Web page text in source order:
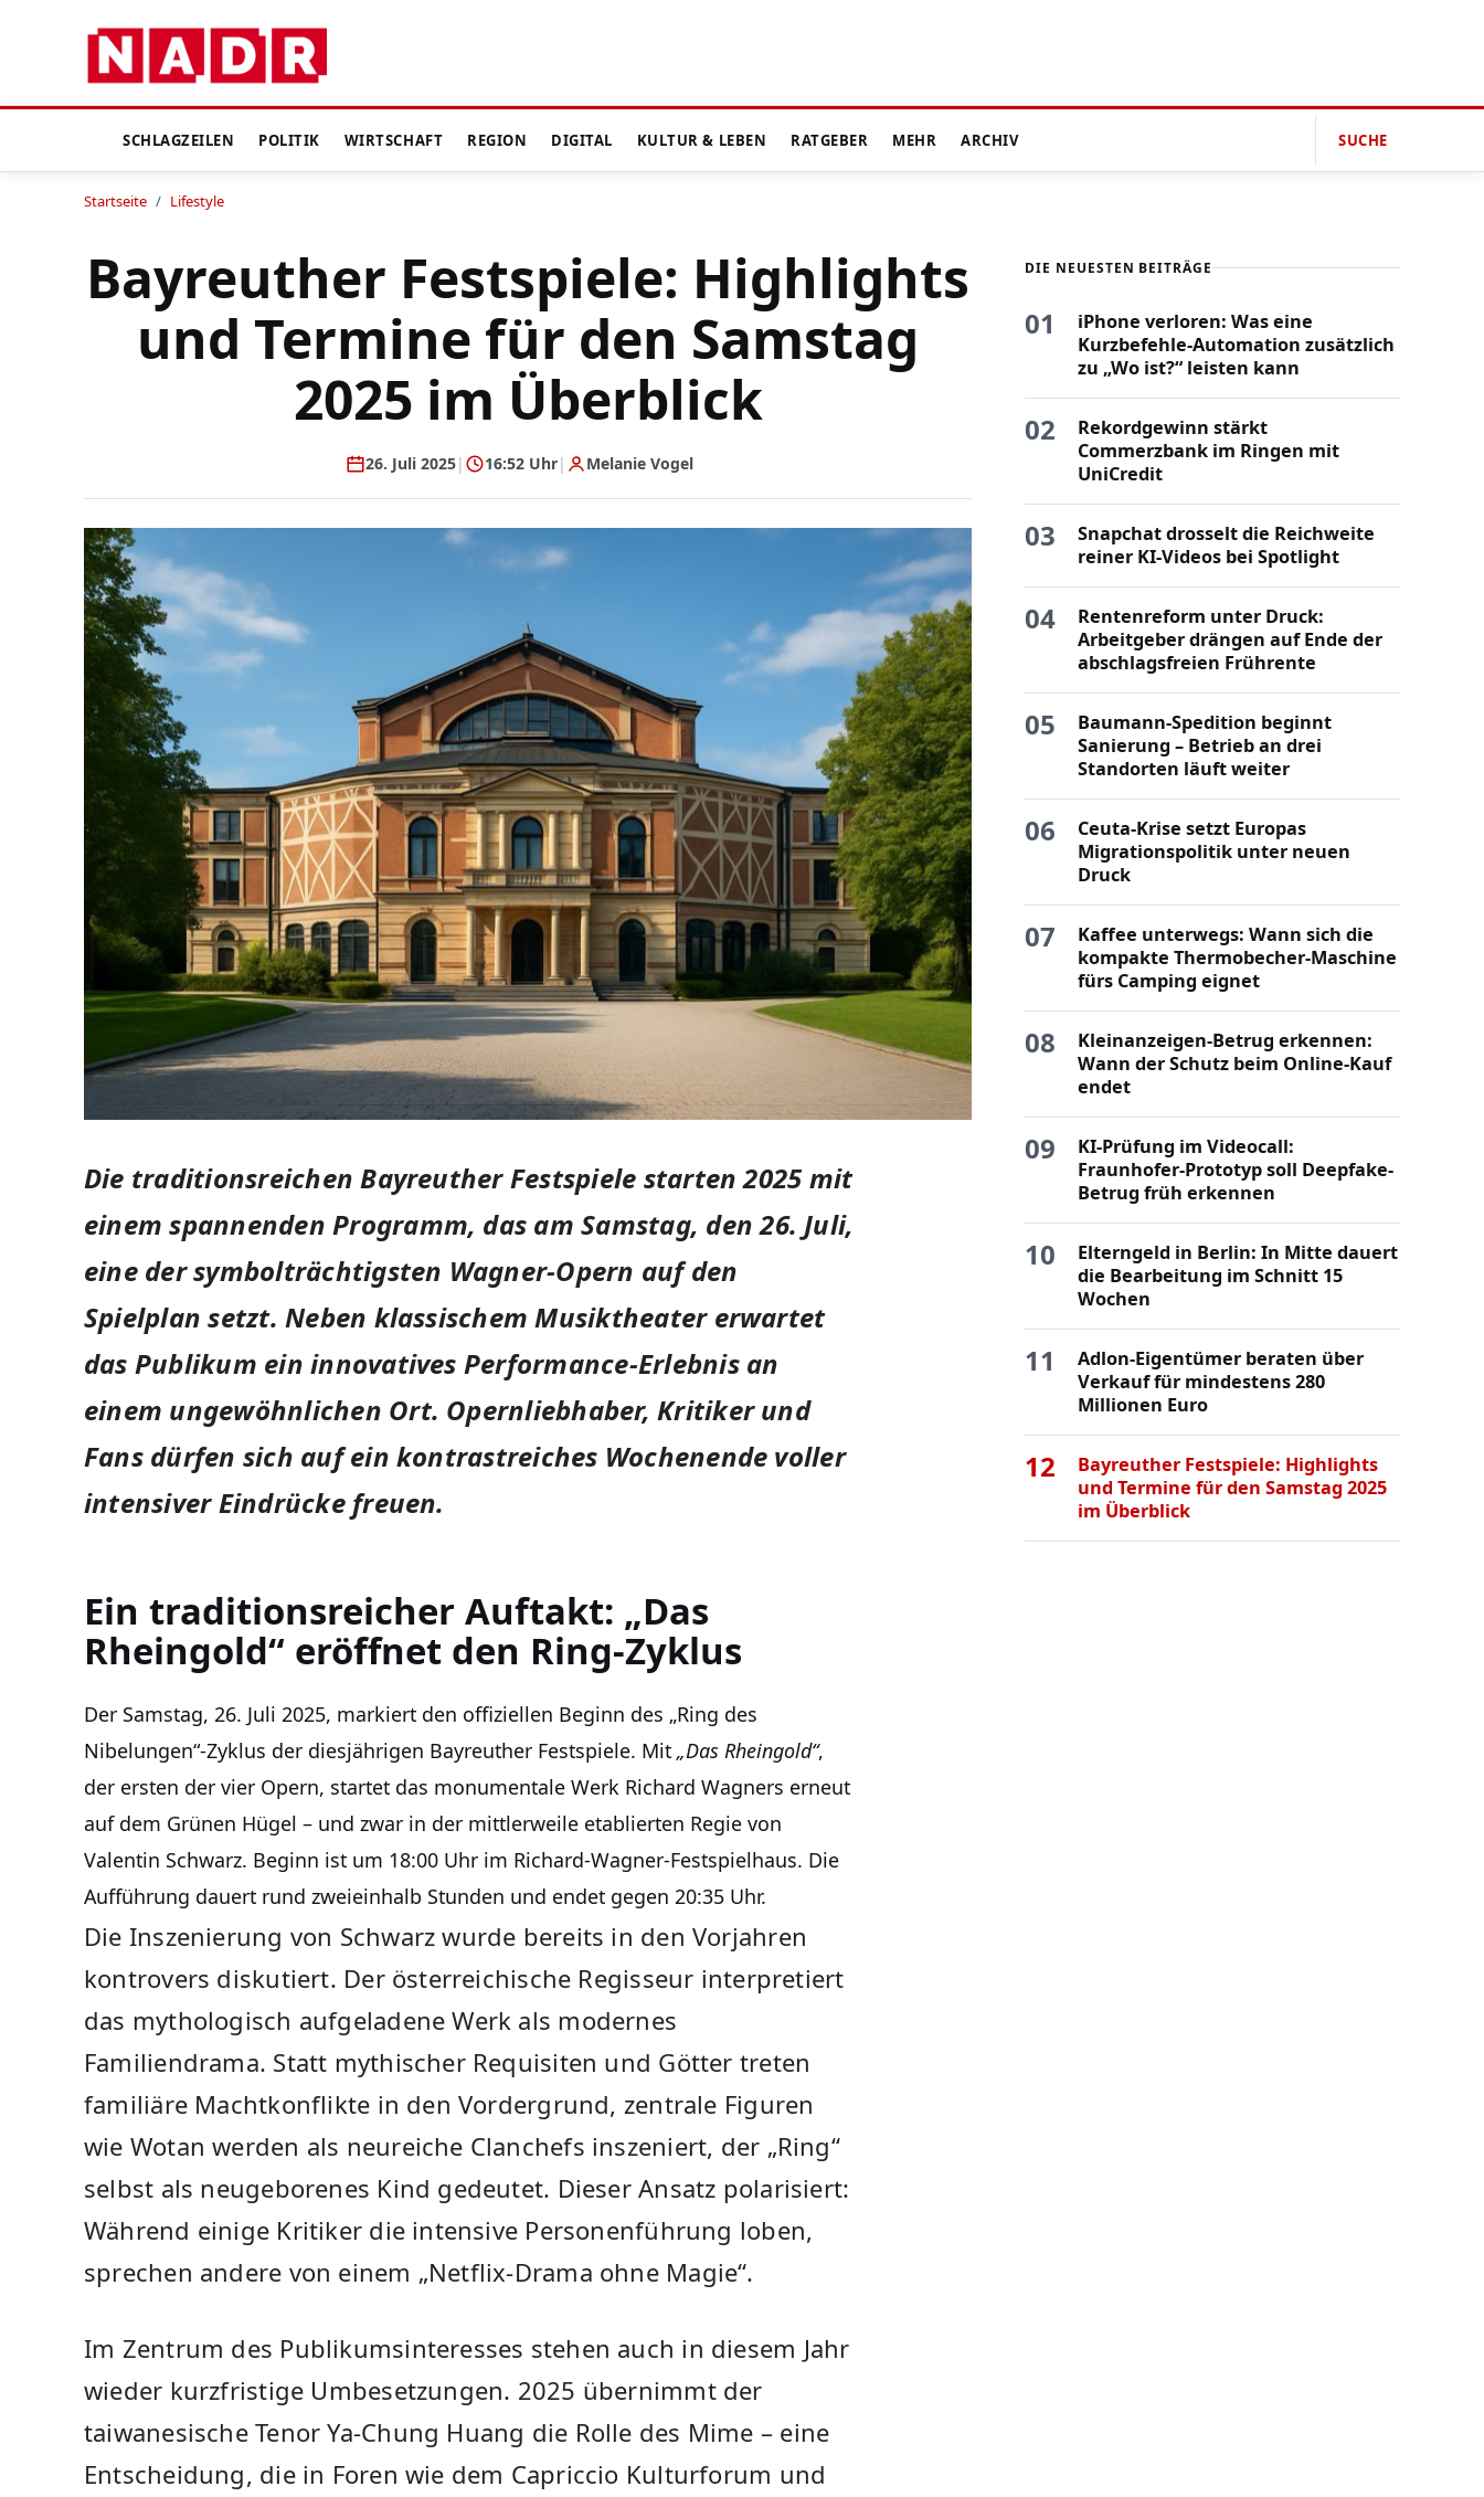
SCHLAGZEILEN POLITIK WIRTSCHAFT REGION DIGITAL KULTUR & LEBEN RATGEBER MEHR ARCHIV SUCHE
Startseite / Lifestyle
Bayreuther Festspiele: Highlights
und Termine für den Samstag
2025 im Überblick
26. Juli 2025| 16:52 Uhr| Melanie Vogel
Die traditionsreichen Bayreuther Festspiele starten 2025 mit
einem spannenden Programm, das am Samstag, den 26. Juli,
eine der symbolträchtigsten Wagner-Opern auf den
Spielplan setzt. Neben klassischem Musiktheater erwartet
das Publikum ein innovatives Performance-Erlebnis an
einem ungewöhnlichen Ort. Opernliebhaber, Kritiker und
Fans dürfen sich auf ein kontrastreiches Wochenende voller
intensiver Eindrücke freuen.
Ein traditionsreicher Auftakt: „Das
Rheingold“ eröffnet den Ring-Zyklus
Der Samstag, 26. Juli 2025, markiert den offiziellen Beginn des „Ring des
Nibelungen“-Zyklus der diesjährigen Bayreuther Festspiele. Mit „Das Rheingold“,
der ersten der vier Opern, startet das monumentale Werk Richard Wagners erneut
auf dem Grünen Hügel – und zwar in der mittlerweile etablierten Regie von
Valentin Schwarz. Beginn ist um 18:00 Uhr im Richard-Wagner-Festspielhaus. Die
Aufführung dauert rund zweieinhalb Stunden und endet gegen 20:35 Uhr.
Die Inszenierung von Schwarz wurde bereits in den Vorjahren
kontrovers diskutiert. Der österreichische Regisseur interpretiert
das mythologisch aufgeladene Werk als modernes
Familiendrama. Statt mythischer Requisiten und Götter treten
familiäre Machtkonflikte in den Vordergrund, zentrale Figuren
wie Wotan werden als neureiche Clanchefs inszeniert, der „Ring“
selbst als neugeborenes Kind gedeutet. Dieser Ansatz polarisiert:
Während einige Kritiker die intensive Personenführung loben,
sprechen andere von einem „Netflix-Drama ohne Magie“.
Im Zentrum des Publikumsinteresses stehen auch in diesem Jahr
wieder kurzfristige Umbesetzungen. 2025 übernimmt der
taiwanesische Tenor Ya-Chung Huang die Rolle des Mime – eine
Entscheidung, die in Foren wie dem Capriccio Kulturforum und
DIE NEUESTEN BEITRÄGE
01
iPhone verloren: Was eine
Kurzbefehle-Automation zusätzlich
zu „Wo ist?“ leisten kann
02
Rekordgewinn stärkt
Commerzbank im Ringen mit
UniCredit
03
Snapchat drosselt die Reichweite
reiner KI-Videos bei Spotlight
04
Rentenreform unter Druck:
Arbeitgeber drängen auf Ende der
abschlagsfreien Frührente
05
Baumann-Spedition beginnt
Sanierung – Betrieb an drei
Standorten läuft weiter
06
Ceuta-Krise setzt Europas
Migrationspolitik unter neuen
Druck
07
Kaffee unterwegs: Wann sich die
kompakte Thermobecher-Maschine
fürs Camping eignet
08
Kleinanzeigen-Betrug erkennen:
Wann der Schutz beim Online-Kauf
endet
09
KI-Prüfung im Videocall:
Fraunhofer-Prototyp soll Deepfake-
Betrug früh erkennen
10
Elterngeld in Berlin: In Mitte dauert
die Bearbeitung im Schnitt 15
Wochen
11
Adlon-Eigentümer beraten über
Verkauf für mindestens 280
Millionen Euro
12
Bayreuther Festspiele: Highlights
und Termine für den Samstag 2025
im Überblick